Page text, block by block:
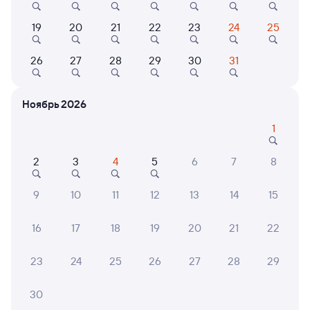
Выбор любимых мест на схемах вагонов
Подробные ответы на вопросы о поездке или
СМС-сопровождение до посадки в поезд
Оформление без регистрации на сайте
Частые вопросы
Что нужно, чтобы сесть в поезд?
Что делать, если ошибся при вводе данных
19 20 21 22 23 24 25
26 27 28 29 30 31
Ноябрь 2026
1
2 3 4 5 6 7 8
9 10 11 12 13 14 15
16 17 18 19 20 21 22
23 24 25 26 27 28 29
30